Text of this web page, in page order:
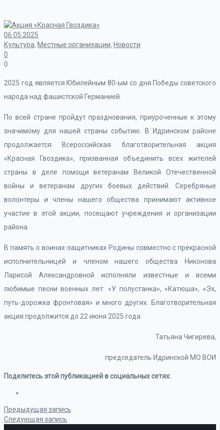
06.05.2025
Культура, Местные организации, Новости
0
0
2025 год является Юбилейным 80-ым со дня Победы советского
народа над фашистской Германией.
По всей стране пройдут празднования, приуроченные к этому
значимому для нашей страны событию. В Идринском районе
продолжается Всероссийская благотворительная акция
«Красная Гвоздика», призванная объединить всех жителей
страны в деле помощи ветеранам Великой Отечественной
войны и ветеранам других боевых действий. Серебряные
волонтеры и члены нашего общества принимают активное
участие в этой акции, посещают учреждения и организации
района.
В память о воинах-защитниках Родины совместно с прекрасной
исполнительницей и членом нашего общества Никонова
Ларисой Александровной исполняли известные и всеми
любимые песни военных лет: «У полустанка», «Катюша», «Эх,
путь-дорожка фронтовая» и много других. Благотворительная
акция продолжится до 22 июня 2025 года.
Татьяна Чигирева,
председатель Идринской МО ВОИ
Поделитесь этой публикацией в социальных сетях:
Предыдущая запись
Следующая запись